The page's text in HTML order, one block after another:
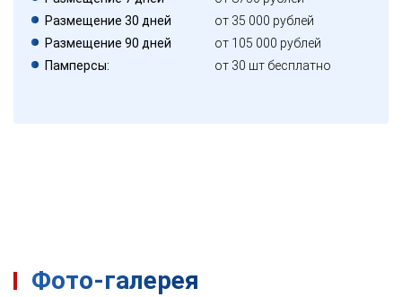
Размещение 30 дней
от 35 000 рублей
Размещение 90 дней
от 105 000 рублей
Памперсы:
от 30 шт бесплатно
Фото-галерея